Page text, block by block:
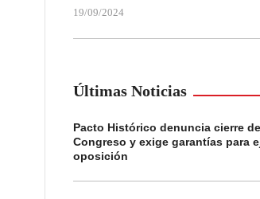
19/09/2024
Últimas Noticias
Pacto Histórico denuncia cierre
Congreso y exige garantías para
oposición